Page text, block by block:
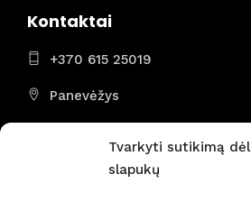
Tvarkyti sutikimą dėl
slapukų
Kontaktai
+370 615 25019
Panevėžys